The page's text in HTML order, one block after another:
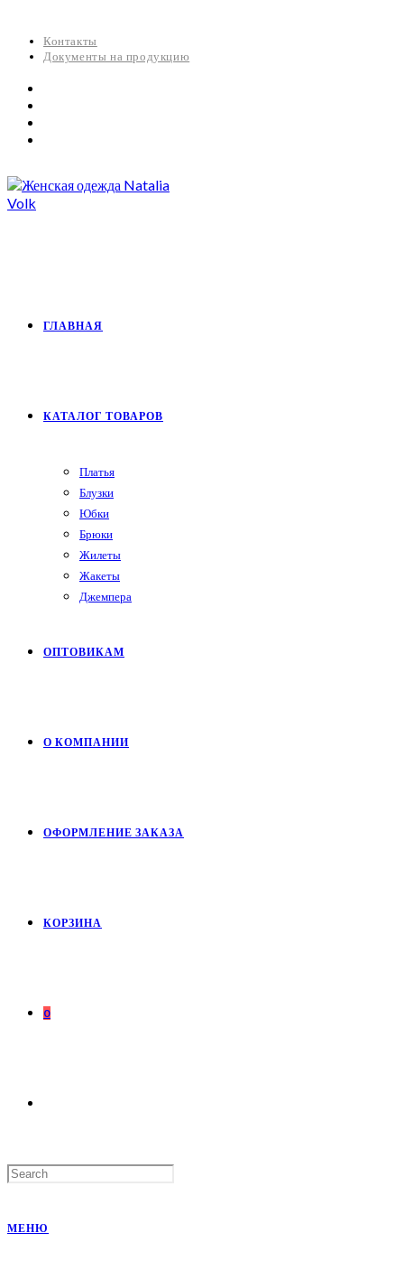
Контакты
Документы на продукцию
ГЛАВНАЯ
КАТАЛОГ ТОВАРОВ
Платья
Блузки
Юбки
Брюки
Жилеты
Жакеты
Джемпера
ОПТОВИКАМ
О КОМПАНИИ
ОФОРМЛЕНИЕ ЗАКАЗА
КОРЗИНА
0
МЕНЮ